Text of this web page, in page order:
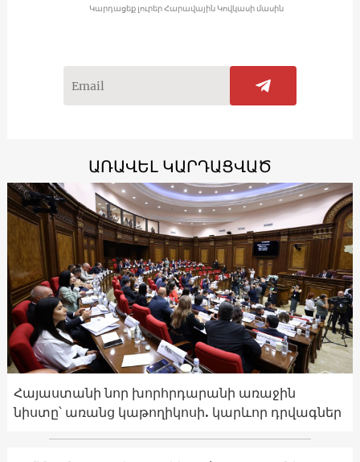
Կարդացեք լուրեր Հարավային Կովկասի մասին
ԱՌԱՎԵԼ ԿԱՐԴԱՑՎԱԾ
Հայաստանի նոր խորհրդարանի առաջին
նիստը՝ առանց կաթողիկոսի. կարևոր դրվագներ